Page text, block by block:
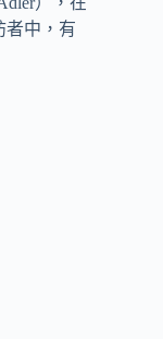
者中，有